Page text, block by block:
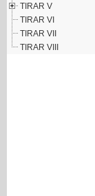
TIRAR V
TIRAR VI
TIRAR VII
TIRAR VIII